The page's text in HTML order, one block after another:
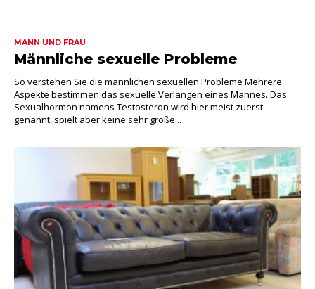
MANN UND FRAU
Männliche sexuelle Probleme
So verstehen Sie die männlichen sexuellen Probleme Mehrere
Aspekte bestimmen das sexuelle Verlangen eines Mannes. Das
Sexualhormon namens Testosteron wird hier meist zuerst
genannt, spielt aber keine sehr große...